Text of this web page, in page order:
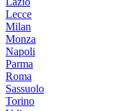
Lecce
Milan
Monza
Napoli
Parma
Roma
Sassuolo
Torino